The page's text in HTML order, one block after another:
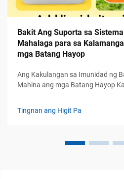
Bakit Ang Suporta sa
Mahalaga para sa
mga Batang Hayop
Ang Kakulangan sa Imunidad ng
Mahina ang mga Batang Hayop
paglipat: Kapag isinilang ang mga
Tingnan ang Higit Pa